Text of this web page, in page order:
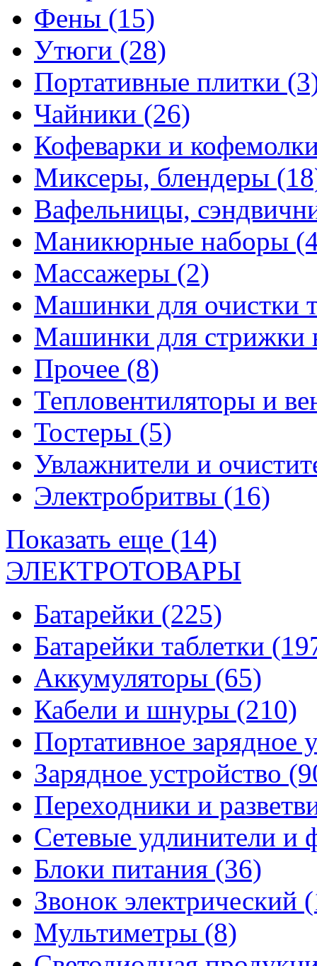
Фены (15)
Утюги (28)
Портативные плитки
Чайники (26)
Кофеварки и
Миксеры, блендеры
Вафельницы,
Маникюрные наборы
Массажеры (2)
Машинки для очистки
Машинки для стрижки
Прочее (8)
Тепловентиляторы и
Тостеры (5)
Увлажнители и
Электробритвы (16)
Показать еще (14)
ЭЛЕКТРОТОВАРЫ
Батарейки (225)
Батарейки таблетки
Аккумуляторы (65)
Кабели и шнуры (210)
Портативное зарядное
Зарядное устройство
Переходники и
Сетевые удлинители и
Блоки питания (36)
Звонок электрический
Мультиметры (8)